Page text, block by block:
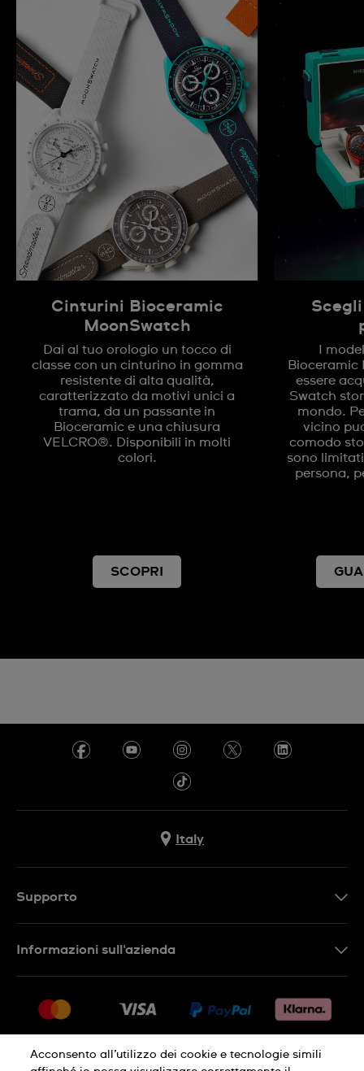
Cinturini Bioceramic
MoonSwatch
Dai al tuo orologio un tocco di
classe con un cinturino in gomma
resistente di alta qualità,
caratterizzato da motivi unici a
trama, da un passante in
Bioceramic e una chiusura
VELCRO®. Disponibili in molti
colori.
SCOPRI
I
Bioceramic
essere
Swatch
mondo.
vicino
comodo
sono
persona,
Italy
Supporto
Restituzione
Informazioni sull'azienda
Lavora con noi
Acconsento all’utilizzo dei cookie e tecnologie simili